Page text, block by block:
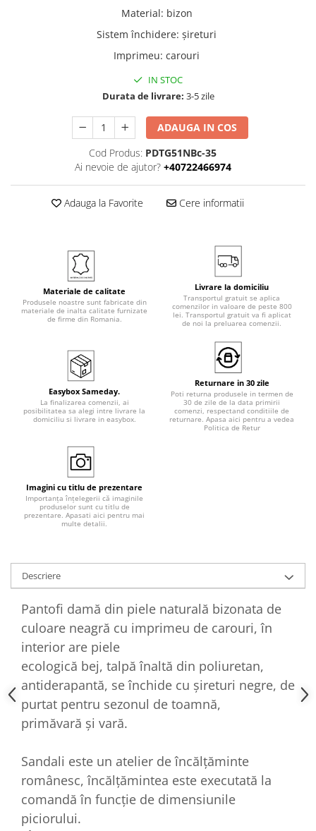
Material: bizon
Sistem închidere: șireturi
Imprimeu: carouri
IN STOC
Durata de livrare: 3-5 zile
ADAUGA IN COS
Cod Produs: PDTG51NBc-35
Ai nevoie de ajutor? +40722466974
Adauga la Favorite Cere informatii
Materiale de calitate
Produsele noastre sunt fabricate din
materiale de inalta calitate furnizate
de firme din Romania.
Livrare la domiciliu
Transportul gratuit se aplica
comenzilor in valoare de peste 800
lei. Transportul gratuit va fi aplicat
de noi la preluarea comenzii.
Easybox Sameday.
La finalizarea comenzii, ai
posibilitatea sa alegi intre livrare la
domiciliu si livrare in easybox.
Returnare in 30 zile
Poti returna produsele in termen de
30 de zile de la data primirii
comenzi, respectand conditiile de
returnare. Apasa aici pentru a vedea
Politica de Retur
Imagini cu titlu de prezentare
Importanța înțelegerii că imaginile
produselor sunt cu titlu de
prezentare. Apasati aici pentru mai
multe detalii.
Descriere
Pantofi damă din piele naturală bizonata de
culoare neagră cu imprimeu de carouri, în
interior are piele
ecologică bej, talpă înaltă din poliuretan,
antiderapantă, se închide cu șireturi negre, de
purtat pentru sezonul de toamnă,
primăvară și vară.
Sandali este un atelier de încălțăminte
românesc, încălțămintea este executată la
comandă în funcție de dimensiunile
piciorului.